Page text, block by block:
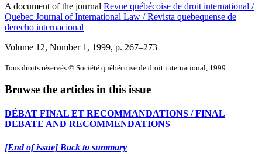
A document of the journal Revue québécoise de droit international /
Quebec Journal of International Law / Revista quebequense de
derecho internacional
Volume 12, Number 1, 1999, p. 267–273
Tous droits réservés © Société québécoise de droit international, 1999
Browse the articles in this issue
DÉBAT FINAL ET RECOMMANDATIONS / FINAL
DEBATE AND RECOMMENDATIONS
[End of issue] Back to summary